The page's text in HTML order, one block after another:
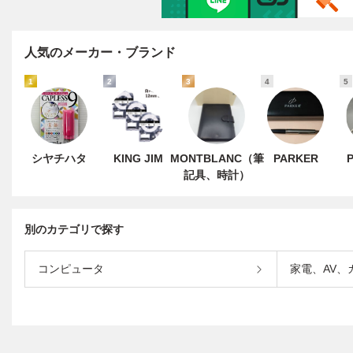
人気のメーカー・ブランド
1
シヤチハタ
2
KING JIM
3
MONTBLANC（筆
記具、時計）
4
PARKER
5
別のカテゴリで探す
コンピュータ 家電、AV、